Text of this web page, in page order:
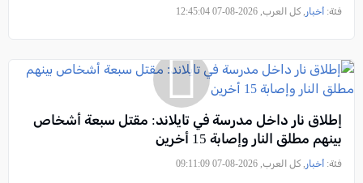
فئة: أخبار , كل العرب, 2026-08-07 12:45:04
إطلاق نار داخل مدرسة في تايلاند: مقتل سبعة أشخاص
بينهم مطلق النار وإصابة 15 أخرين
فئة: أخبار , كل العرب, 2026-08-07 09:11:09